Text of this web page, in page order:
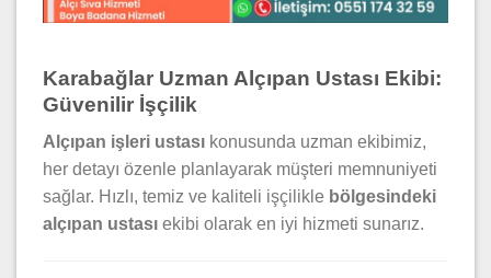
Karabağlar Uzman Alçıpan Ustası Ekibi:
Güvenilir İşçilik
Alçıpan işleri ustası konusunda uzman ekibimiz,
her detayı özenle planlayarak müşteri memnuniyeti
sağlar. Hızlı, temiz ve kaliteli işçilikle bölgesindeki
alçıpan ustası ekibi olarak en iyi hizmeti sunarız.